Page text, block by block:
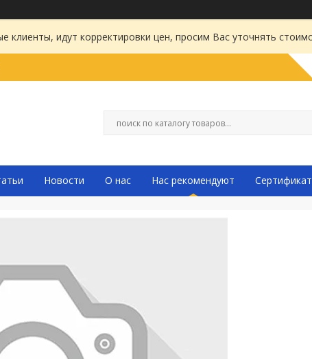
клиенты, идут корректировки цен, просим Вас уточнять
Новости О нас Нас рекомендуют